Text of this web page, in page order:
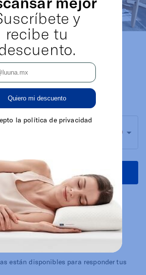
más descuento)
$1029
Agregar al carrito
hasta 18 meses sin intereses*
Recibe entre 1 a 5 días.
están disponibles para responder tus
y
recibe tu
Quiero mi descuento
la política de privacidad